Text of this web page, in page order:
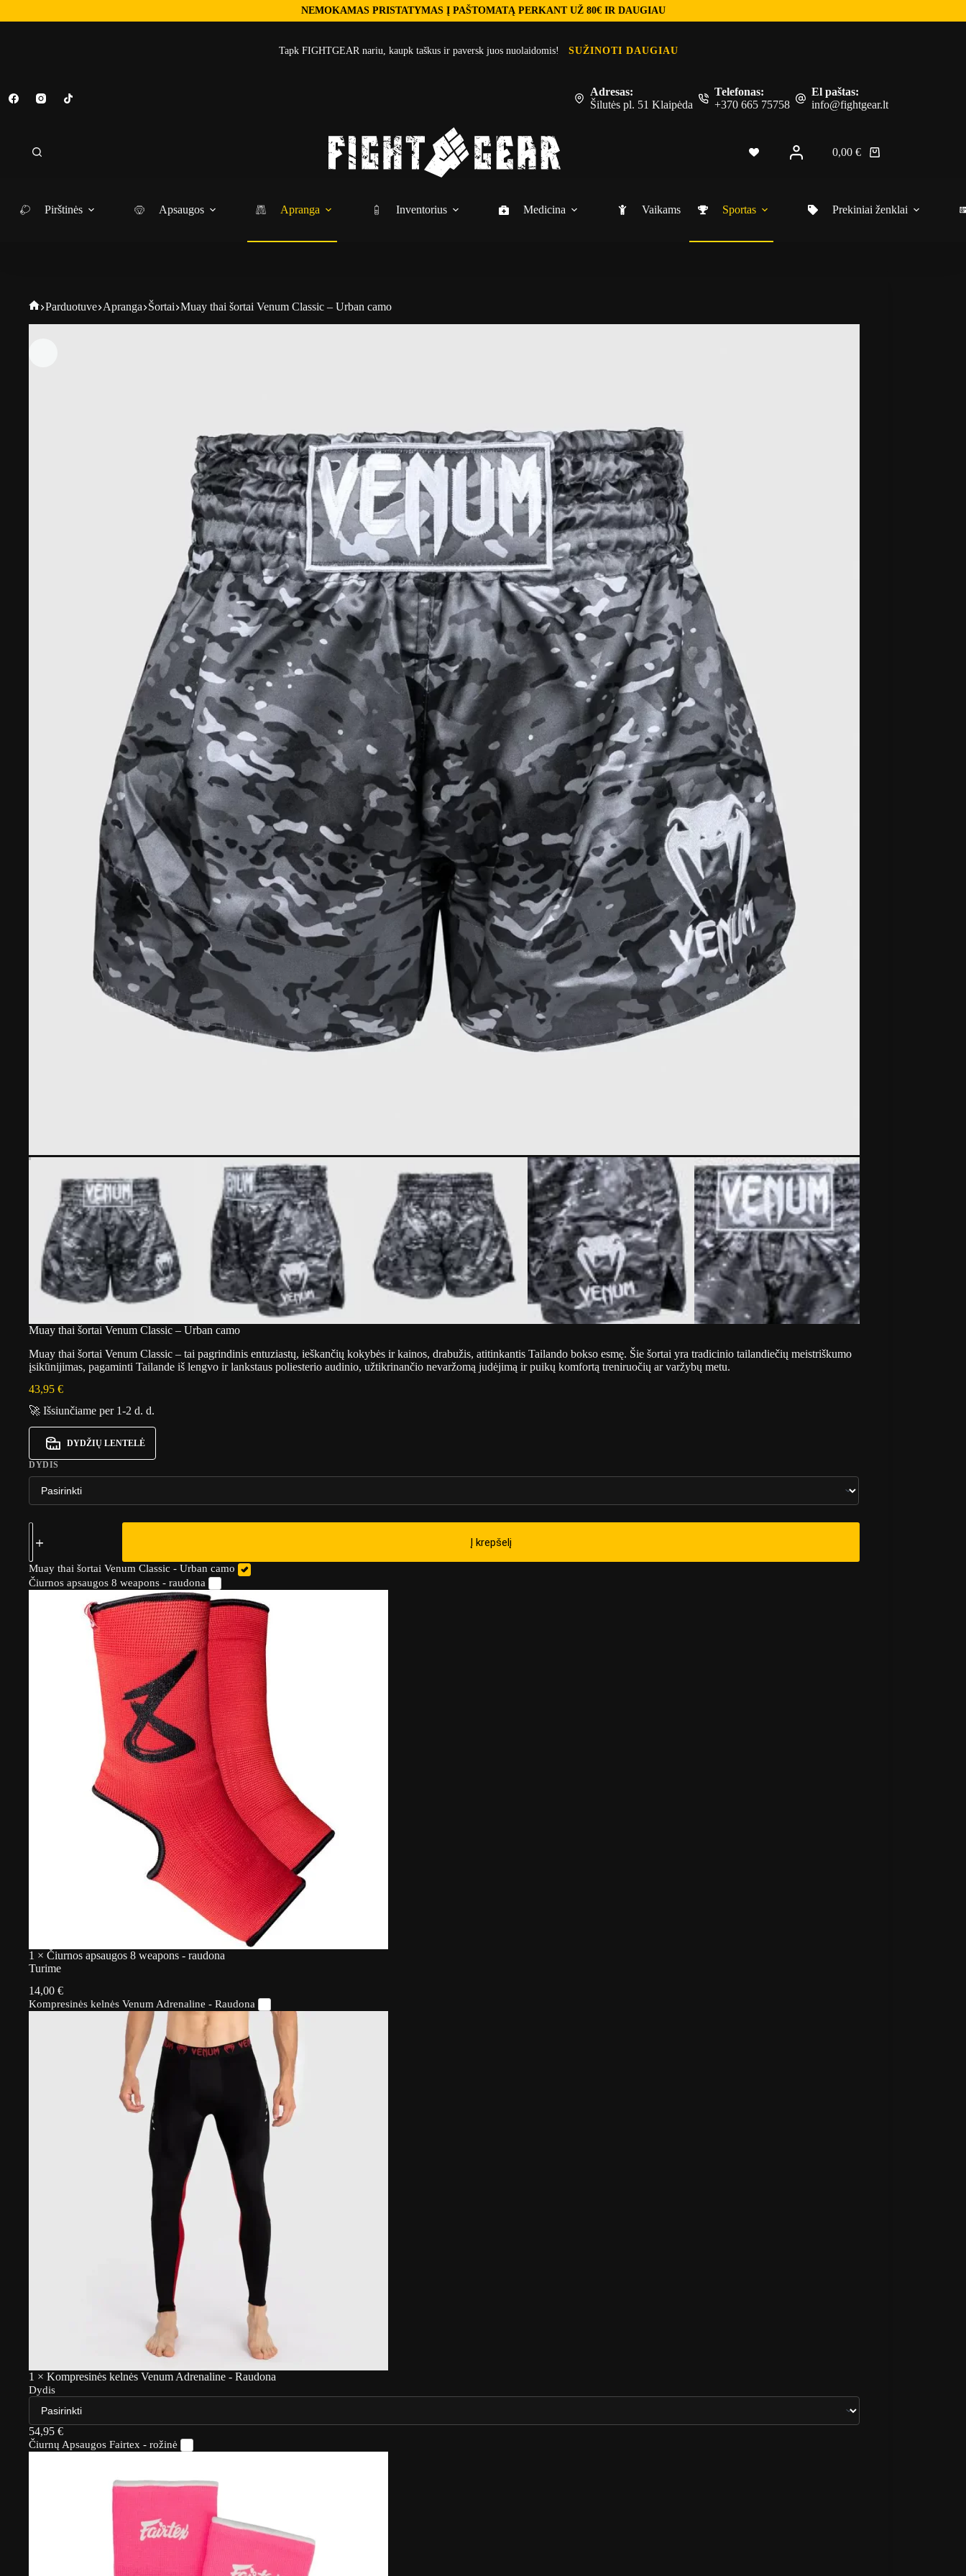
NEMOKAMAS PRISTATYMAS Į PAŠTOMATĄ PERKANT UŽ 80€ IR DAUGIAU
Tapk FIGHTGEAR nariu, kaupk taškus ir paversk juos nuolaidomis! SUŽINOTI DAUGIAU
Adresas:
Šilutės pl. 51 Klaipėda
Telefonas:
+370 665 75758
El paštas:
info@fightgear.lt
0,00€
Pirštinės Apsaugos Apranga Inventorius Medicina Vaikams Sportas Prekiniai ženklai
Parduotuve Apranga Šortai Muay thai šortai Venum Classic – Urban camo
Muay thai šortai Venum Classic – Urban camo
Muay thai šortai Venum Classic – tai pagrindinis entuziastų, ieškančių kokybės ir kainos, drabužis, atitinkantis Tailando bokso esmę. Šie šortai yra tradicinio tailandiečių meistriškumo
įsikūnijimas, pagaminti Tailande iš lengvo ir lankstaus poliesterio audinio, užtikrinančio nevaržomą judėjimą ir puikų komfortą treniruočių ar varžybų metu.
43,95 €
🚀 Išsiunčiame per 1-2 d. d.
DYDŽIŲ LENTELĖ
DYDIS
Į krepšelį
Muay thai šortai Venum Classic - Urban camo
Čiurnos apsaugos 8 weapons - raudona
1 × Čiurnos apsaugos 8 weapons - raudona
Turime
14,00 €
Kompresinės kelnės Venum Adrenaline - Raudona
1 × Kompresinės kelnės Venum Adrenaline - Raudona
Dydis
54,95 €
Čiurnų Apsaugos Fairtex - rožinė